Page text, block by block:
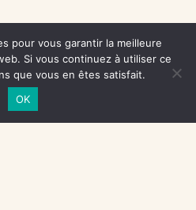
pour vous garantir la meilleure
Si vous continuez à utiliser ce
que vous en êtes satisfait.
OK